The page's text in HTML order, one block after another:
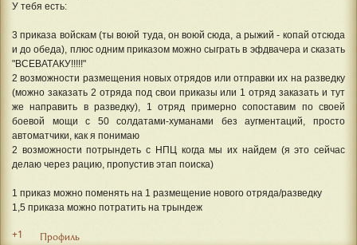
У тебя есть:
3 приказа войскам (ты воюй туда, он воюй сюда, а рыжий - копай отсюда
и до обеда), плюс одним приказом можно сыграть в эфдвачера и сказать
"ВСЕВАТАКУ!!!!!"
2 возможности размещения новых отрядов или отправки их на разведку
(можно заказать 2 отряда под свои приказы или 1 отряд заказать и тут
же направить в разведку), 1 отряд примерно сопоставим по своей
боевой мощи с 50 солдатами-хуманами без аугментаций, просто
автоматчики, как я понимаю
2 возможности потрындеть с НПЦ когда мы их найдем (я это сейчас
делаю через рацию, пропустив этап поиска)
1 приказ можно поменять на 1 размещение нового отряда/разведку
1,5 приказа можно потратить на трындеж
+1 Профиль